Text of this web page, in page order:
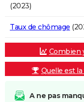
(2023)
Taux de chômage
Combien
Quelle est
A ne pas